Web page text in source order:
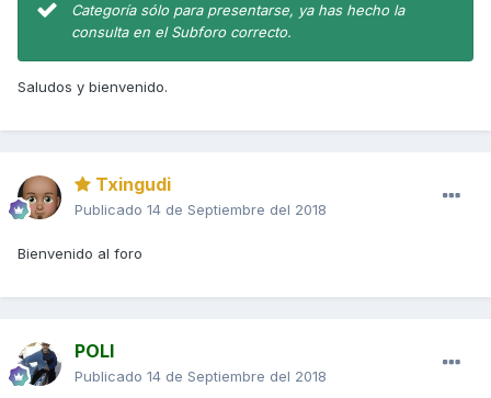
Categoría sólo para presentarse, ya has hecho la
consulta en el Subforo correcto.
Saludos y bienvenido.
Txingudi
Publicado 14 de Septiembre del 2018
Bienvenido al foro
POLI
Publicado 14 de Septiembre del 2018